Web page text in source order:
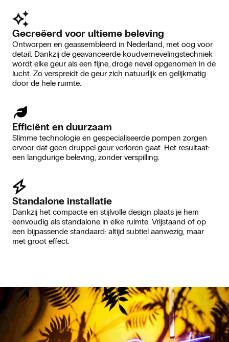
Gecreëerd voor ultieme beleving
Ontworpen en geassembleerd in Nederland, met oog voor
detail. Dankzij de geavanceerde koudvernevelingstechniek
wordt elke geur als een fijne, droge nevel opgenomen in de
lucht. Zo verspreidt de geur zich natuurlijk en gelijkmatig
door de hele ruimte.
Efficiënt en duurzaam
Slimme technologie en gespecialiseerde pompen zorgen
ervoor dat geen druppel geur verloren gaat. Het resultaat:
een langdurige beleving, zonder verspilling.
Standalone installatie
Dankzij het compacte en stijlvolle design plaats je hem
eenvoudig als standalone in elke ruimte. Vrijstaand of op
een bijpassende standaard: altijd subtiel aanwezig, maar
met groot effect.